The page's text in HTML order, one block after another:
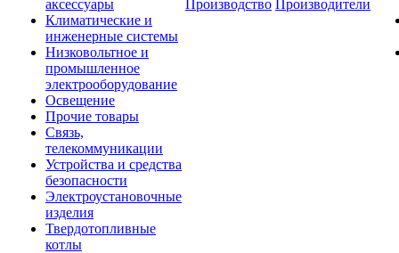
аксессуары
Климатические и
инженерные системы
Низковольтное и
промышленное
электрооборудование
Освещение
Прочие товары
Связь,
телекоммуникации
Устройства и средства
безопасности
Электроустановочные
изделия
Твердотопливные
котлы
Производство Производители